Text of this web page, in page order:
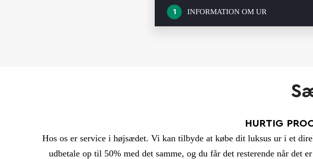
1 INFORMATION OM UR
HURTIG
Hos os er service i højsædet. Vi kan tilbyde at købe dit luksus ur i et
udbetale op til 50% med det samme, og du får det resterende når